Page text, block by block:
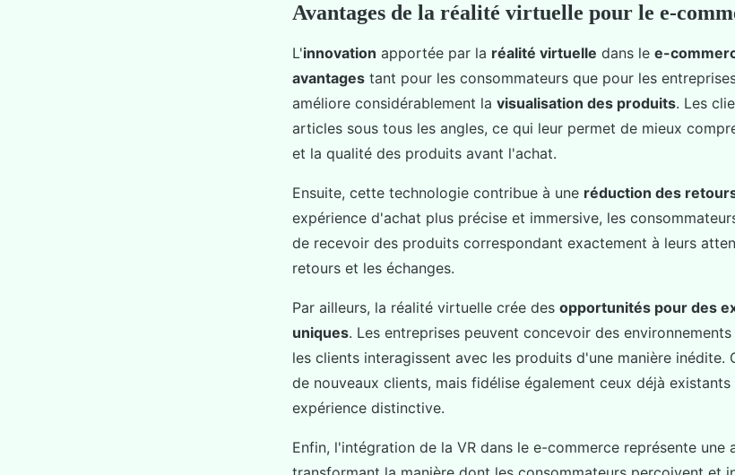
Avantages de la réalité virtuelle pour le e-
L'innovation apportée par la réalité virtuelle dans le e-
avantages tant pour les consommateurs que pour les
améliore considérablement la visualisation des produits. Les
articles sous tous les angles, ce qui leur permet de mieux
et la qualité des produits avant l'achat.
Ensuite, cette technologie contribue à une réduction des
expérience d'achat plus précise et immersive, les
de recevoir des produits correspondant exactement à leurs
retours et les échanges.
Par ailleurs, la réalité virtuelle crée des opportunités pour des
uniques. Les entreprises peuvent concevoir des
les clients interagissent avec les produits d'une manière inédite.
de nouveaux clients, mais fidélise également ceux déjà
expérience distinctive.
Enfin, l'intégration de la VR dans le e-commerce représente une